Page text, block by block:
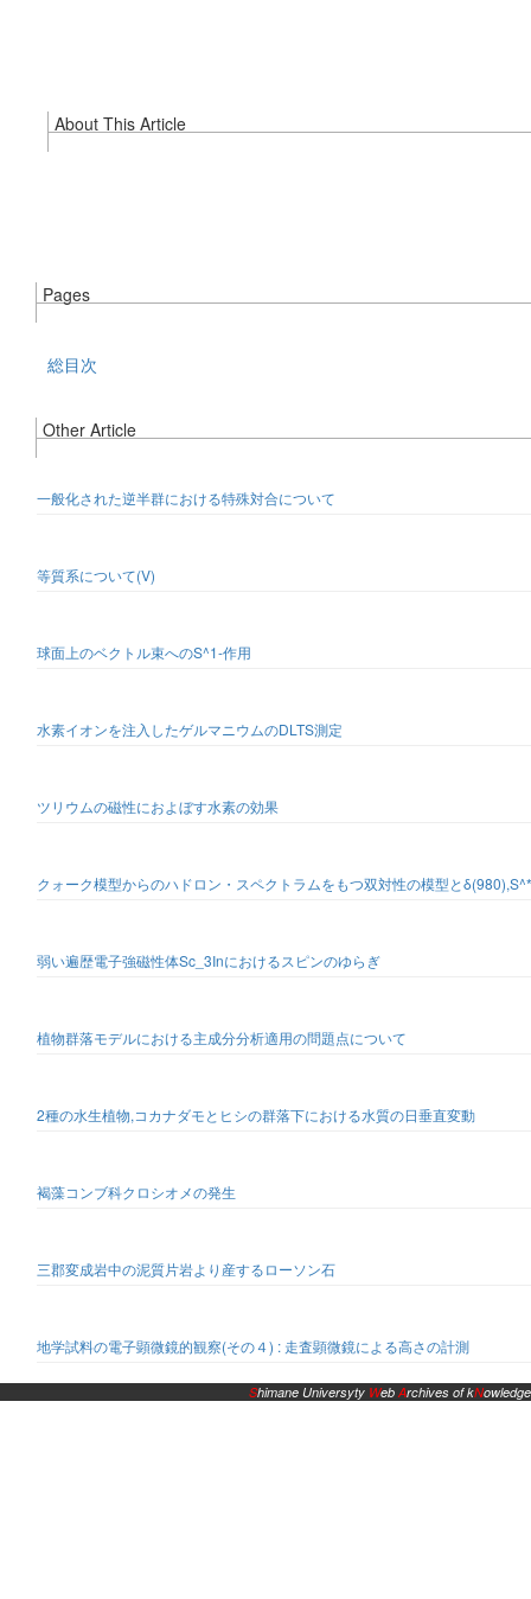
About This Article
Pages
総目次
Other Article
一般化された逆半群における特殊対合について
等質系について(V)
球面上のベクトル束へのS^1-作用
水素イオンを注入したゲルマニウムのDLTS測定
ツリウムの磁性におよぼす水素の効果
クォーク模型からのハドロン・スペクトラムをもつ双対性の模型と
弱い遍歴電子強磁性体Sc_3Inにおけるスピンのゆらぎ
植物群落モデルにおける主成分分析適用の問題点について
2種の水生植物,コカナダモとヒシの群落下における水質の日垂直変動
褐藻コンブ科クロシオメの発生
三郡変成岩中の泥質片岩より産するローソン石
地学試料の電子顕微鏡的観察(その４) : 走査顕微鏡による高さの計測
Shimane Universyty WebArchives of kNowledge